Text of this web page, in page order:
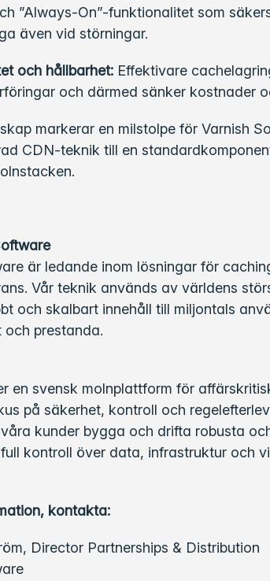
”Always-On”-funktionalitet som
även vid störningar.
och hållbarhet: Effektivare
och därmed sänker kostnader
markerar en milstolpe för Varnish
CDN-teknik till en
är ledande inom lösningar för
Vår teknik används av världens
och skalbart innehåll till miljontals
prestanda.
en svensk molnplattform för
på säkerhet, kontroll och
kunder bygga och drifta robusta
kontroll över data, infrastruktur och
kontakta:
Director Partnerships & Distribution